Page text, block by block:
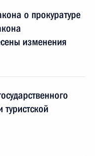
о прокуратуре
изменения